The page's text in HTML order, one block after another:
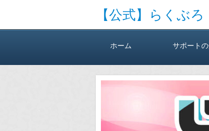
【公式】らくぶ
ホーム サポート